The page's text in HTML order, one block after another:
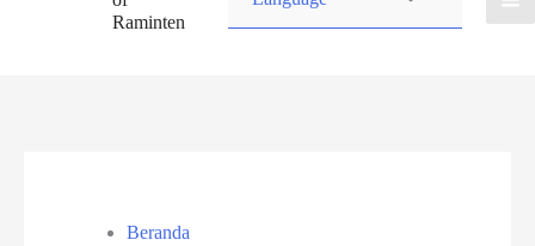
Raminten
Beranda